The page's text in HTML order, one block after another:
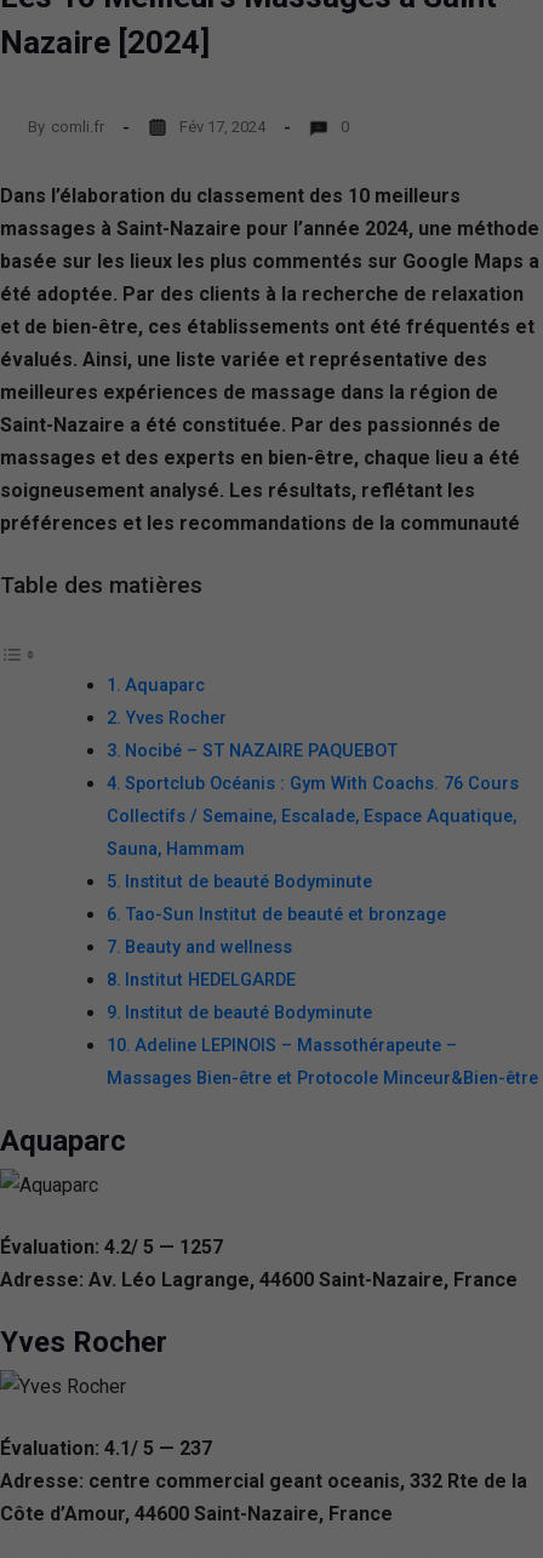
Nazaire [2024]
By comli.fr Fév 17, 2024 0
Dans l’élaboration du classement des 10 meilleurs
massages à Saint-Nazaire pour l’année 2024, une méthode
basée sur les lieux les plus commentés sur Google Maps a
été adoptée. Par des clients à la recherche de relaxation
et de bien-être, ces établissements ont été fréquentés et
évalués. Ainsi, une liste variée et représentative des
meilleures expériences de massage dans la région de
Saint-Nazaire a été constituée. Par des passionnés de
massages et des experts en bien-être, chaque lieu a été
soigneusement analysé. Les résultats, reflétant les
préférences et les recommandations de la communauté
Table des matières
Aquaparc
Yves Rocher
Nocibé – ST NAZAIRE PAQUEBOT
Sportclub Océanis : Gym With Coachs. 76 Cours
Collectifs / Semaine, Escalade, Espace Aquatique,
Sauna, Hammam
Institut de beauté Bodyminute
Tao-Sun Institut de beauté et bronzage
Beauty and wellness
Institut HEDELGARDE
Institut de beauté Bodyminute
Adeline LEPINOIS – Massothérapeute –
Massages Bien-être et Protocole Minceur&Bien-être
Aquaparc
Évaluation: 4.2/ 5 — 1257
Adresse: Av. Léo Lagrange, 44600 Saint-Nazaire, France
Yves Rocher
Évaluation: 4.1/ 5 — 237
Adresse: centre commercial geant oceanis, 332 Rte de la
Côte d’Amour, 44600 Saint-Nazaire, France